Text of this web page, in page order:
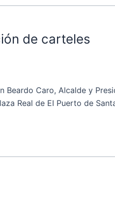
de carteles
Beardo Caro, Alcalde y
Real de EI Puerto de